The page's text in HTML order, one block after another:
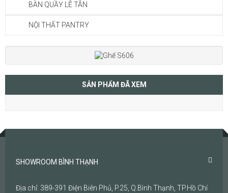
BÀN QUẦY LỄ TÂN
NỘI THẤT PANTRY
SẢN PHẨM ĐÃ XEM
SHOWROOM BÌNH THẠNH
Địa chỉ: 389-391 Điện Biên Phủ, P.25, Q.Bình Thạnh, TP.Hồ Chí